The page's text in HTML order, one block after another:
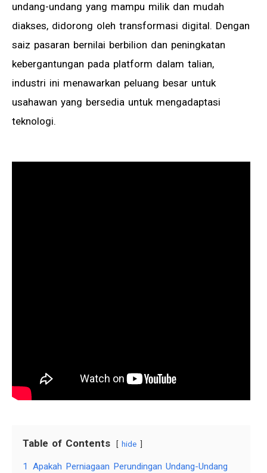
undang-undang yang mampu milik dan mudah
diakses, didorong oleh transformasi digital. Dengan
saiz pasaran bernilai berbilion dan peningkatan
kebergantungan pada platform dalam talian,
industri ini menawarkan peluang besar untuk
usahawan yang bersedia untuk mengadaptasi
teknologi.
Table of Contents hide
1
Apakah Perniagaan Perundingan Undang-Undang